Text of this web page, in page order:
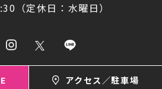
（定休日：水曜日）
osakaya All rights reserved.
アクセス／駐車場